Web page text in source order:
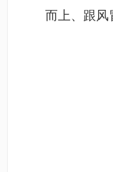
而上、跟风